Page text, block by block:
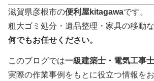
滋賀県彦根市の便利屋kitagawaです。
粗大ゴミ処分・遺品整理・家具の移動な
何でもお任せください。
このブログでは一級建築士・電気工事
実際の作業事例をもとに役立つ情報をお